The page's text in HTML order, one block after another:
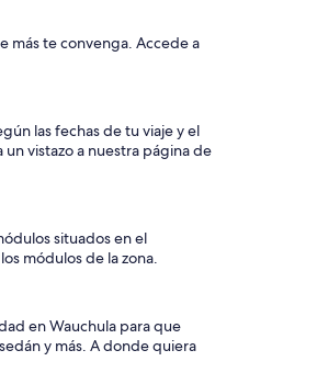
más te convenga. Accede a
las fechas de tu viaje y el
vistazo a nuestra página de
situados en el
módulos de la zona.
en Wauchula para que
y más. A donde quiera